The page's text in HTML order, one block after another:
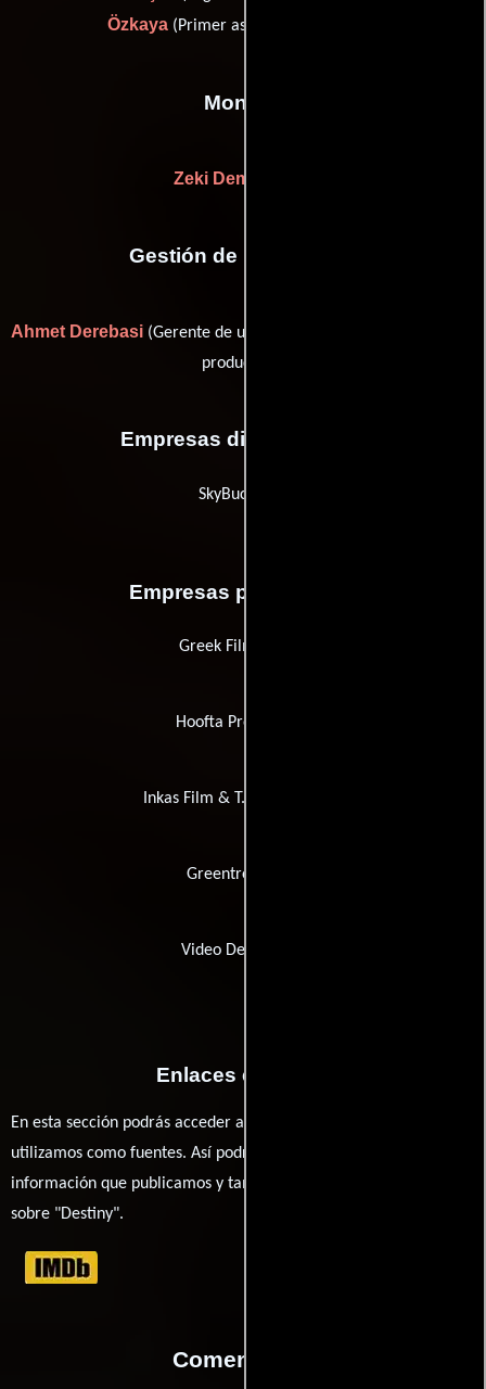
Özkaya(Primer asistente de cámara)
Montaje
Zeki Demirkubuz
Gestión de producción
Ahmet Derebasi (Gerente de unidad) y
producción)
Empresas distribuidoras
SkyBucket3D
Empresas productoras
Greek Film Center
Hoofta Productions
Inkas Film & T.V. Productions
Greentree Films
Video Democracy
Enlaces externos
En esta sección podrás acceder a los recursos externos que
utilizamos como fuentes. Así podrás chequear toda la
información que publicamos y también ampliar tu conocimiento
sobre "Destiny".
Comentarios